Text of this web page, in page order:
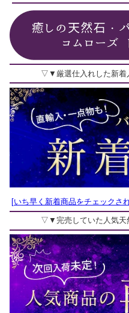
▽▼厳選仕入れした新
[いち早く新着商品をチェックさ
▽▼完売していた人気